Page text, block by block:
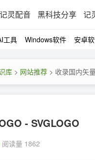
记灵配音 黑科技分享 记
工具 Windows软件 安卓
库 > 网站推荐 > 收录国内矢
- SVGLOGO
阅读量 1862